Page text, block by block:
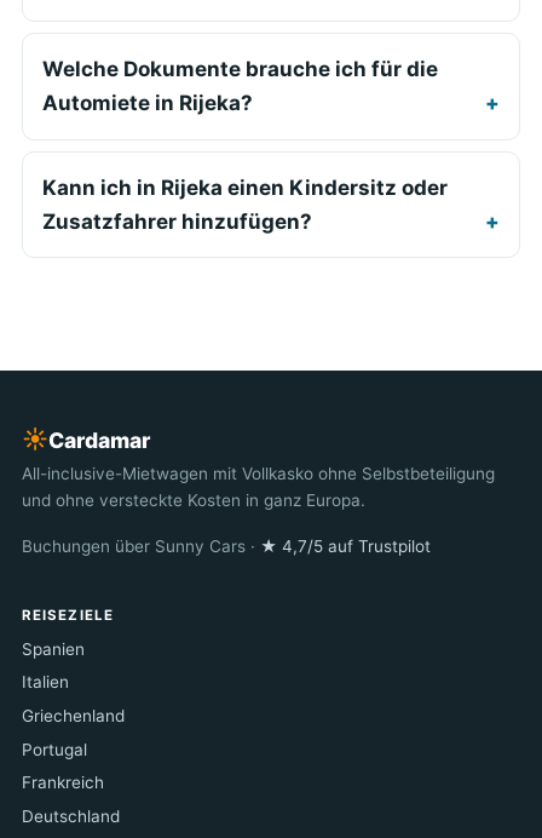
Welche Dokumente brauche ich für die
Automiete in Rijeka?
Kann ich in Rijeka einen Kindersitz oder
Zusatzfahrer hinzufügen?
☀︎Cardamar
All-inclusive-Mietwagen mit Vollkasko ohne Selbstbeteiligung
und ohne versteckte Kosten in ganz Europa.
Buchungen über Sunny Cars · ★ 4,7/5 auf Trustpilot
REISEZIELE
Spanien
Italien
Griechenland
Portugal
Frankreich
Deutschland